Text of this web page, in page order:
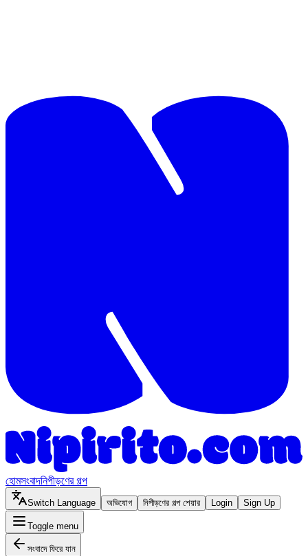
হোমসংবাদনিপীড়ণের গল্প
Switch Language অভিযোগ নিপীড়ণের গল্প শেয়ার Login Sign Up
Toggle menu
সংবাদে ফিরে যান